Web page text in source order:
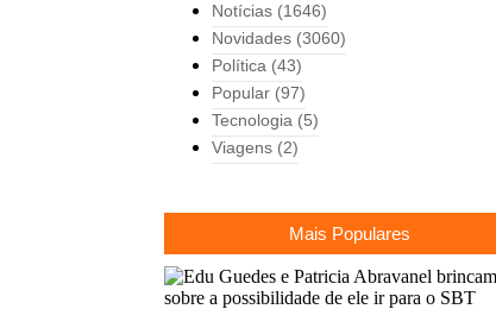
Mais Populares
Notícias (1646)
Novidades (3060)
Política (43)
Popular (97)
Tecnologia (5)
Viagens (2)